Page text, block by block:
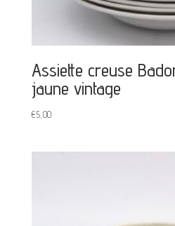
Assiette creuse
jaune vintage
€5,00